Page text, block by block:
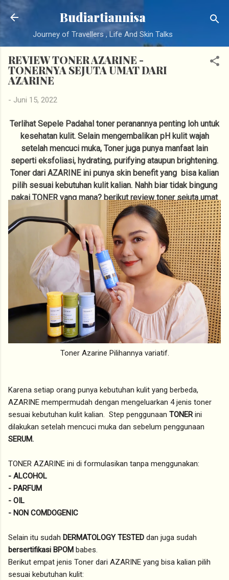
Langsung ke konten utama
Budiartiannisa
Journey of Travellers , Life And Skin Talks
REVIEW TONER AZARINE -
TONERNYA SEJUTA UMAT DARI
AZARINE
- Juni 15, 2022
Terlihat Sepele Padahal toner peranannya penting loh untuk
kesehatan kulit. Selain mengembalikan pH kulit wajah
setelah mencuci muka, Toner juga punya manfaat lain
seperti eksfoliasi, hydrating, purifying ataupun brightening.
Toner dari AZARINE ini punya skin benefit yang bisa kalian
pilih sesuai kebutuhan kulit kalian. Nahh biar tidak bingung
pakai TONER yang mana? berikut review toner sejuta umat
AZARINE.
Toner Azarine Pilihannya variatif.
Karena setiap orang punya kebutuhan kulit yang berbeda,
AZARINE mempermudah dengan mengeluarkan 4 jenis toner
sesuai kebutuhan kulit kalian. Step penggunaan TONER ini
dilakukan setelah mencuci muka dan sebelum penggunaan
SERUM.
TONER AZARINE ini di formulasikan tanpa menggunakan:
- ALCOHOL
- PARFUM
- OIL
- NON COMDOGENIC
Selain itu sudah DERMATOLOGY TESTED dan juga sudah
bersertifikasi BPOM babes.
Berikut empat jenis Toner dari AZARINE yang bisa kalian pilih
sesuai kebutuhan kulit: